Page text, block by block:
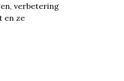
verbetering
en ze